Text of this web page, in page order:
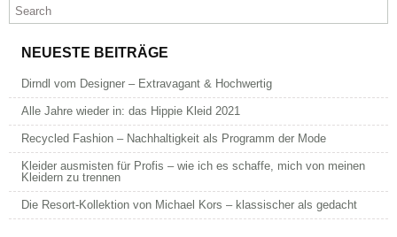
NEUESTE BEITRÄGE
Dirndl vom Designer – Extravagant & Hochwertig
Alle Jahre wieder in: das Hippie Kleid 2021
Recycled Fashion – Nachhaltigkeit als Programm der Mode
Kleider ausmisten für Profis – wie ich es schaffe, mich von meinen
Kleidern zu trennen
Die Resort-Kollektion von Michael Kors – klassischer als gedacht